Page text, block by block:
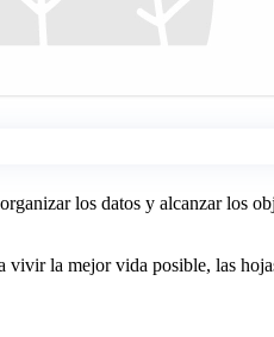
los datos y alcanzar los
vivir la mejor vida posible, las